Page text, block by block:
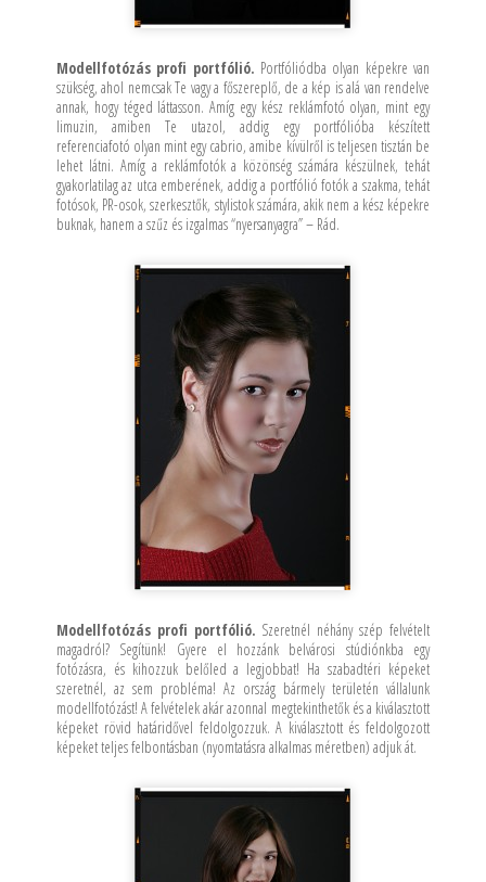
Modellfotózás profi portfólió. Portfóliódba olyan képekre van
szükség, ahol nemcsak Te vagy a főszereplő, de a kép is alá van rendelve
annak, hogy téged láttasson. Amíg egy kész reklámfotó olyan, mint egy
limuzin, amiben Te utazol, addig egy portfólióba készített
referenciafotó olyan mint egy cabrio, amibe kívülről is teljesen tisztán be
lehet látni. Amíg a reklámfotók a közönség számára készülnek, tehát
gyakorlatilag az utca emberének, addig a portfólió fotók a szakma, tehát
fotósok, PR-osok, szerkesztők, stylistok számára, akik nem a kész képekre
buknak, hanem a szűz és izgalmas “nyersanyagra” – Rád.
Modellfotózás profi portfólió. Szeretnél néhány szép felvételt
magadról? Segítünk! Gyere el hozzánk belvárosi stúdiónkba egy
fotózásra, és kihozzuk belőled a legjobbat! Ha szabadtéri képeket
szeretnél, az sem probléma! Az ország bármely területén vállalunk
modellfotózást! A felvételek akár azonnal megtekinthetők és a kiválasztott
képeket rövid határidővel feldolgozzuk. A kiválasztott és feldolgozott
képeket teljes felbontásban (nyomtatásra alkalmas méretben) adjuk át.